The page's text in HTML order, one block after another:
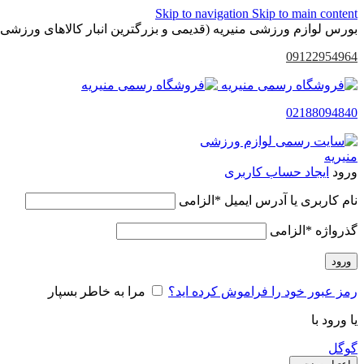
Skip to navigation Skip to main content
بورس لوازم ورزشی منیریه (قدیمی و بزرگترین انبار کالاهای ورزشی
09122954964
02188094840
ورود ایجاد حساب کاربری
نام کاربری یا آدرس ایمیل * الزامی
گذرواژه * الزامی
ورود
رمز عبور خود را فراموش کرده اید؟ مرا به خاطر بسپار
یا ورود با
گوگل